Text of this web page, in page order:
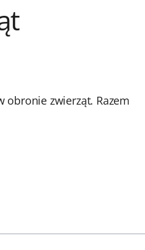
obronie zwierząt. Razem